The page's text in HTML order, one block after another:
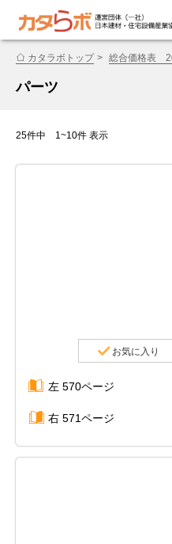
カタラボトップ 総合価格表
パーツ
25件中 1~10件 表示
お気に入り
左 570ページ
右 571ページ